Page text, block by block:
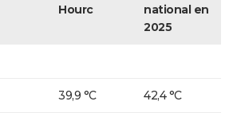
Hourc
national en
2025
39,9 °C 42,4 °C